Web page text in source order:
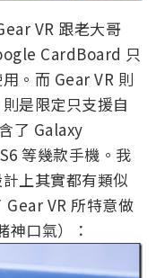
VR 跟老大哥
CardBoard 只
。而 Gear VR 則
是限定只支援自
了 Galaxy
等幾款手機。我
上其實都有類似
VR 所特意做
神口氣）：